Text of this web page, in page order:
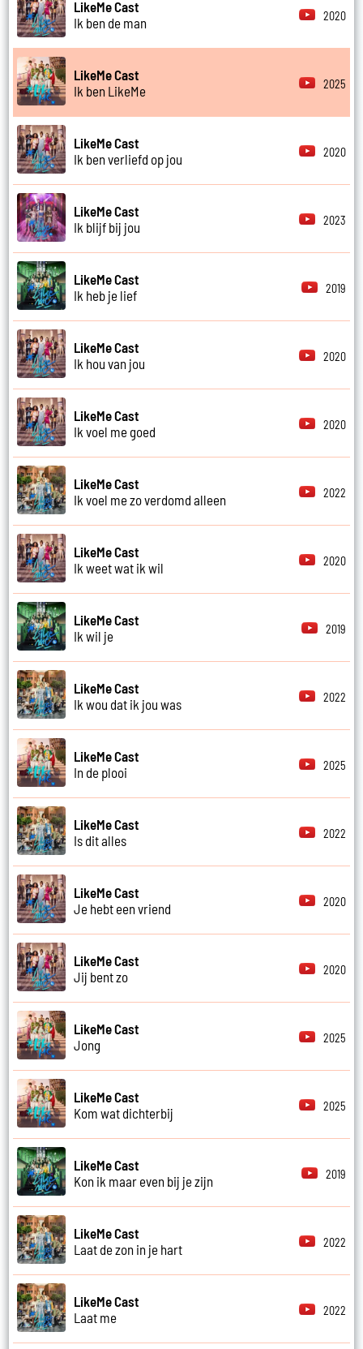
LikeMe Cast
Ik ben de man
2020
LikeMe Cast
Ik ben LikeMe
2025
LikeMe Cast
Ik ben verliefd op jou
2020
LikeMe Cast
Ik blijf bij jou
2023
LikeMe Cast
Ik heb je lief
2019
LikeMe Cast
Ik hou van jou
2020
LikeMe Cast
Ik voel me goed
2020
LikeMe Cast
Ik voel me zo verdomd alleen
2022
LikeMe Cast
Ik weet wat ik wil
2020
LikeMe Cast
Ik wil je
2019
LikeMe Cast
Ik wou dat ik jou was
2022
LikeMe Cast
In de plooi
2025
LikeMe Cast
Is dit alles
2022
LikeMe Cast
Je hebt een vriend
2020
LikeMe Cast
Jij bent zo
2020
LikeMe Cast
Jong
2025
LikeMe Cast
Kom wat dichterbij
2025
LikeMe Cast
Kon ik maar even bij je zijn
2019
LikeMe Cast
Laat de zon in je hart
2022
LikeMe Cast
Laat me
2022